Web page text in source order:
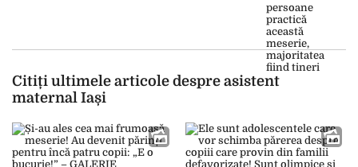
Citiți ultimele articole despre asistent
maternal Iași